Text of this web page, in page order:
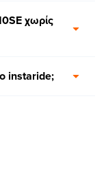
χωρίς
instaride;